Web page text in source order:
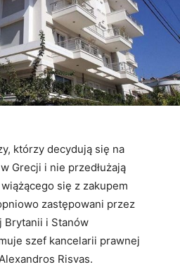
którzy decydują się na
Grecji i nie przedłużają
się z zakupem
zastępowani przez
Brytanii i Stanów
szef kancelarii prawnej
Risvas.